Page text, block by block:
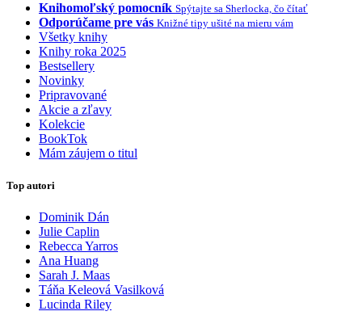
Knihomoľský pomocník Spýtajte sa Sherlocka, čo čítať
Odporúčame pre vás Knižné tipy ušité na mieru vám
Všetky knihy
Knihy roka 2025
Bestsellery
Novinky
Pripravované
Akcie a zľavy
Kolekcie
BookTok
Mám záujem o titul
Top autori
Dominik Dán
Julie Caplin
Rebecca Yarros
Ana Huang
Sarah J. Maas
Táňa Keleová Vasilková
Lucinda Riley